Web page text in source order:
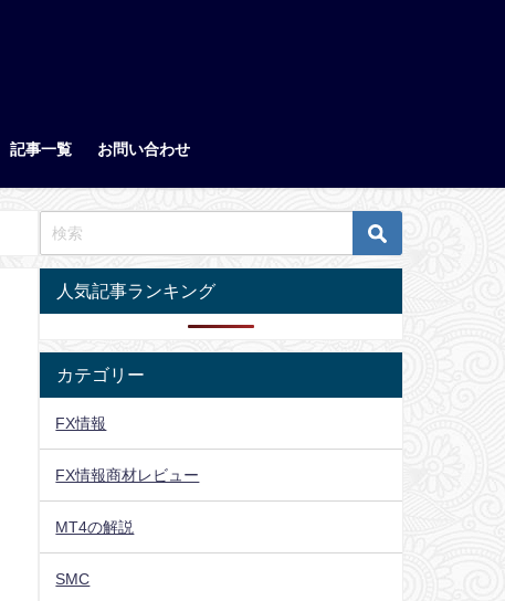
記事一覧 お問い合わせ
人気記事ランキング
カテゴリー
FX情報
FX情報商材レビュー
MT4の解説
SMC